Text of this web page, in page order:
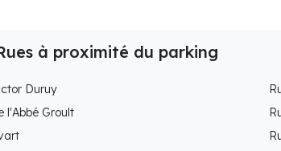
à proximité du parking
Duruy
l'Abbé Groult